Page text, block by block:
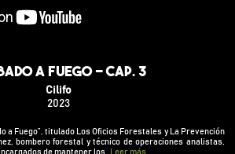
a Fuego - Cap. 3
Cilifo
2023
a Fuego”, titulado Los Oficios Forestales y La Prevención
bombero forestal y técnico de operaciones analistas,
de mantener los
Leer más...
de “Grabado a Fuego”, titulado
y La Prevención de
Martínez, bombero forestal y
analistas, nos habla sobre
que podamos disfrutar de una